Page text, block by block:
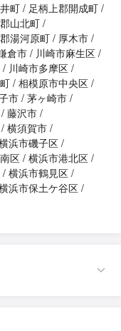
町
足柄上郡開成町
山北町
湯河原町
厚木市
倉市
川崎市麻生区
川崎市多摩区
相模原市中央区
市 茅ヶ崎市
藤沢市
横須賀市
浜市磯子区
区 横浜市港北区
横浜市鶴見区
浜市保土ケ谷区